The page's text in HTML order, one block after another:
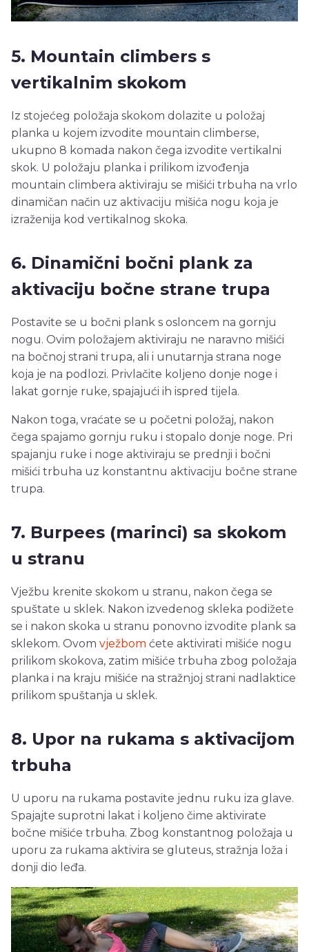
5. Mountain climbers s
vertikalnim skokom
Iz stojećeg položaja skokom dolazite u položaj
planka u kojem izvodite mountain climberse,
ukupno 8 komada nakon čega izvodite vertikalni
skok. U položaju planka i prilikom izvođenja
mountain climbera aktiviraju se mišići trbuha na vrlo
dinamičan način uz aktivaciju mišića nogu koja je
izraženija kod vertikalnog skoka.
6. Dinamični bočni plank za
aktivaciju bočne strane trupa
Postavite se u bočni plank s osloncem na gornju
nogu. Ovim položajem aktiviraju ne naravno mišići
na bočnoj strani trupa, ali i unutarnja strana noge
koja je na podlozi. Privlačite koljeno donje noge i
lakat gornje ruke, spajajući ih ispred tijela.
Nakon toga, vraćate se u početni položaj, nakon
čega spajamo gornju ruku i stopalo donje noge. Pri
spajanju ruke i noge aktiviraju se prednji i bočni
mišići trbuha uz konstantnu aktivaciju bočne strane
trupa.
7. Burpees (marinci) sa skokom
u stranu
Vježbu krenite skokom u stranu, nakon čega se
spuštate u sklek. Nakon izvedenog skleka podižete
se i nakon skoka u stranu ponovno izvodite plank sa
sklekom. Ovom vježbom ćete aktivirati mišiće nogu
prilikom skokova, zatim mišiće trbuha zbog položaja
planka i na kraju mišiće na stražnjoj strani nadlaktice
prilikom spuštanja u sklek.
8. Upor na rukama s aktivacijom
trbuha
U uporu na rukama postavite jednu ruku iza glave.
Spajajte suprotni lakat i koljeno čime aktivirate
bočne mišiće trbuha. Zbog konstantnog položaja u
uporu za rukama aktivira se gluteus, stražnja loža i
donji dio leđa.